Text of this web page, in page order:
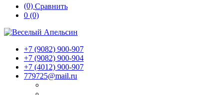
(0) Сравнить
0 (0)
+7 (9082) 900-907
+7 (9082) 900-904
+7 (4012) 900-907
779725@mail.ru